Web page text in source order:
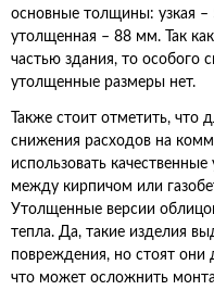
основные толщины: узкая
утолщенная – 88 мм. Так
частью здания, то особого
утолщенные размеры нет.
Также стоит отметить, что
снижения расходов на
использовать
между кирпичом или
Утолщенные версии
тепла. Да, такие изделия
повреждения, но стоят
что может осложнить